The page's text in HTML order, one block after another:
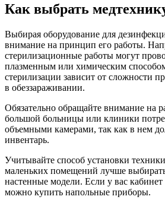
Как выбрать
Выбирая оборудование для
внимание на принцип его работы.
стерилизационные работы могут
плазменным или химическим
стерилизации зависит от сложности
в обеззараживании.
Обязательно обращайте внимание на
большой больницы или клиники
объемными камерами, так как в нем
инвентарь.
Учитывайте способ установки
маленьких помещений лучше
настенные модели. Если у вас
можно купить напольные приборы.